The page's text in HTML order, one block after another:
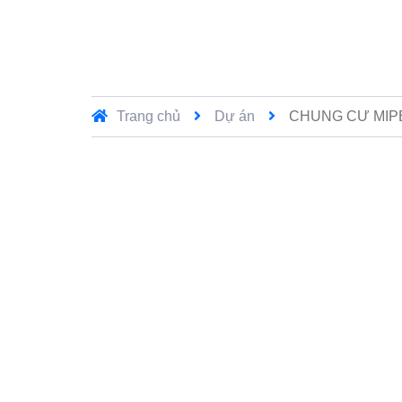
Trang chủ Dự án CHUNG CƯ